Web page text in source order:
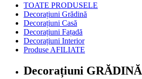
TOATE PRODUSELE
Decorațiuni Grădină
Decorațiuni Casă
Decorațiuni Fațadă
Decorațiuni Interior
Produse AFILIATE
Decorațiuni GRĂDINĂ